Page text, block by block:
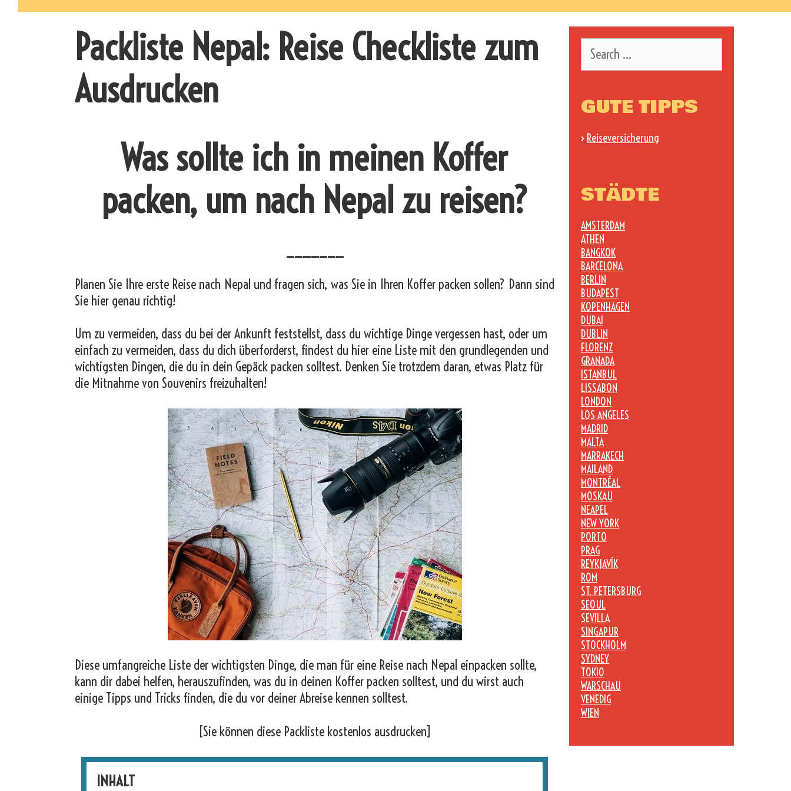
Packliste Nepal: Reise Checkliste zum
Ausdrucken
Was sollte ich in meinen Koffer
packen, um nach Nepal zu reisen?
Planen Sie Ihre erste Reise nach Nepal und fragen sich, was Sie in Ihren Koffer packen sollen? Dann sind
Sie hier genau richtig!
Um zu vermeiden, dass du bei der Ankunft feststellst, dass du wichtige Dinge vergessen hast, oder um
einfach zu vermeiden, dass du dich überforderst, findest du hier eine Liste mit den grundlegenden und
wichtigsten Dingen, die du in dein Gepäck packen solltest. Denken Sie trotzdem daran, etwas Platz für
die Mitnahme von Souvenirs freizuhalten!
Diese umfangreiche Liste der wichtigsten Dinge, die man für eine Reise nach Nepal einpacken sollte,
kann dir dabei helfen, herauszufinden, was du in deinen Koffer packen solltest, und du wirst auch
einige Tipps und Tricks finden, die du vor deiner Abreise kennen solltest.
[Sie können diese Packliste kostenlos ausdrucken]
INHALT
for:
GUTE TIPPS
› Reiseversicherung
STÄDTE
AMSTERDAM
ATHEN
BANGKOK
BARCELONA
BERLIN
BUDAPEST
KOPENHAGEN
DUBAI
DUBLIN
FLORENZ
GRANADA
ISTANBUL
LISSABON
LONDON
LOS ANGELES
MADRID
MALTA
MARRAKECH
MAILAND
MONTRÉAL
MOSKAU
NEAPEL
NEW YORK
PORTO
PRAG
REYKJAVÍK
ROM
ST. PETERSBURG
SEOUL
SEVILLA
SINGAPUR
STOCKHOLM
SYDNEY
TOKIO
WARSCHAU
VENEDIG
WIEN